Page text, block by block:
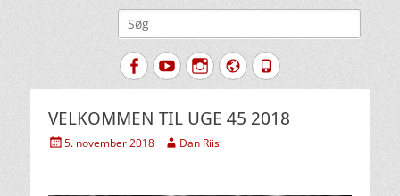
FacebookYouTubeInstagram
Website
Tlf.
VELKOMMEN TIL UGE 45 2018
Udgivet
5. november 2018 Forfatter
Dan Riis